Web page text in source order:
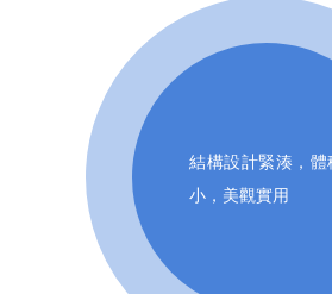
結構設計緊湊，體
小，美觀實用